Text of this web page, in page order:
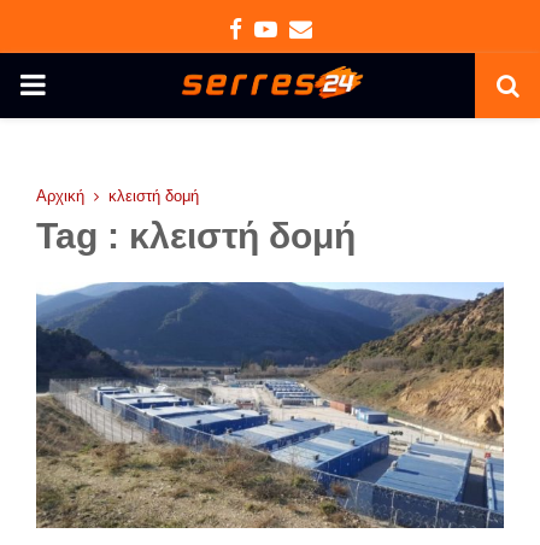
Facebook
Youtube
Email
PRIMARY
Αρχική κλειστή δομή
Tag : κλειστή δομή